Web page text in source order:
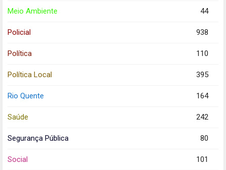
Meio Ambiente 44
Policial 938
Política 110
Política Local 395
Rio Quente 164
Saúde 242
Segurança Pública 80
Social 101